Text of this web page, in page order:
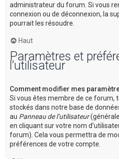
administrateur du forum. Si vous
connexion ou de déconnexion, la
pourrait les résoudre.
Haut
Paramètres et
l’utilisateur
Comment modifier mes
Si vous êtes membre de ce forum,
stockés dans notre base de
au Panneau de l’utilisateur
en cliquant sur votre nom
forum). Cela vous permettra de
préférences de votre compte.